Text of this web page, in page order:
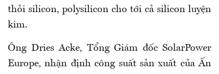
thỏi silicon, polysilicon cho tới cả silicon luyện
kim.
Ông Dries Acke, Tổng Giám đốc SolarPower
Europe, nhận định công suất sản xuất của Ấn